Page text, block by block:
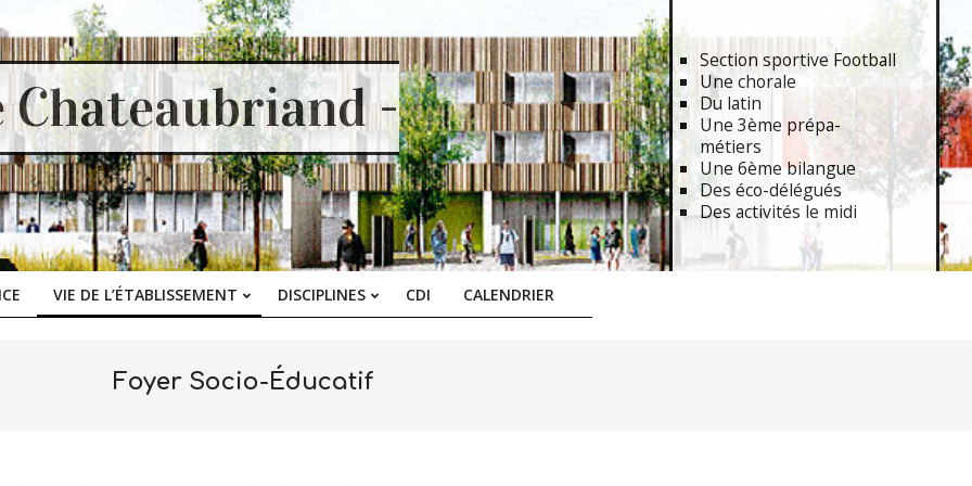
Chateaubriand -
Section sportive Football
Une chorale
Du latin
Une 3ème prépa-
métiers
Une 6ème bilangue
Des éco-délégués
Des activités le midi
Primary
Menu
VIE DE L’ÉTABLISSEMENT DISCIPLINES CDI CALENDRIER
Foyer Socio-Éducatif